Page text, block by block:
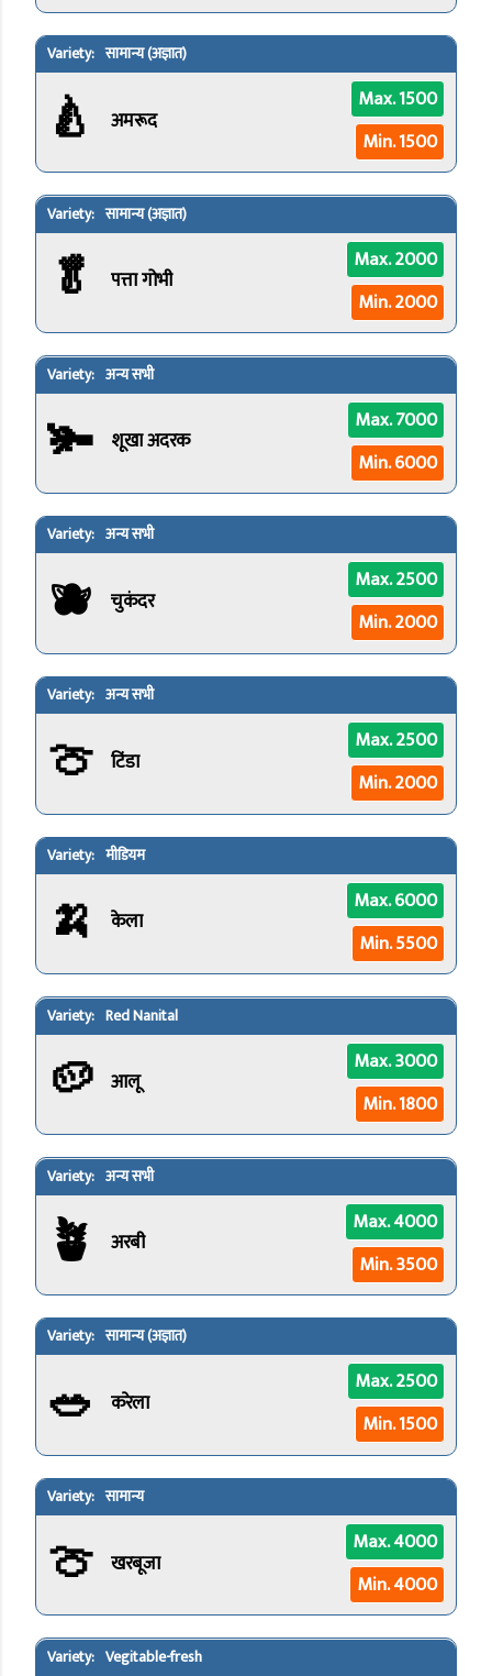
सामान्य (अज्ञात)
🍐 अमरूद
Max. 1500
Min. 1500
सामान्य (अज्ञात)
🥬 पत्ता गोभी
Max. 2000
Min. 2000
अन्य सभी
🫚 शूखा अदरक
Max. 7000
Min. 6000
अन्य सभी
🫐 चुकंदर
Max. 2500
Min. 2000
अन्य सभी
🍈 टिंडा
Max. 2500
Min. 2000
मीडियम
🍌 केला
Max. 6000
Min. 5500
Red Nanital
🥔 आलू
Max. 3000
Min. 1800
अन्य सभी
🪴 अरबी
Max. 4000
Min. 3500
सामान्य (अज्ञात)
🥗 करेला
Max. 2500
Min. 1500
सामान्य
🍈 खरबूजा
Max. 4000
Min. 4000
Vegitable-fresh